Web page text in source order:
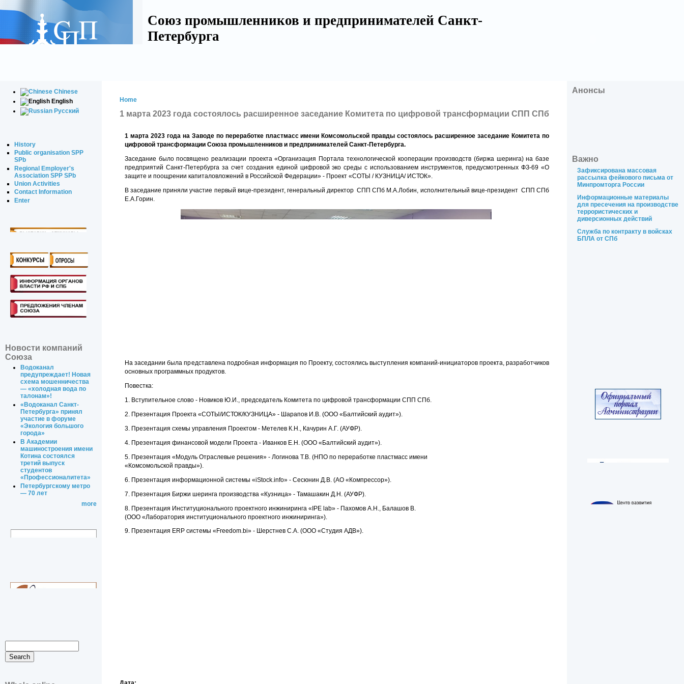
Союз промышленников и предпринимателей Санкт-
Петербурга
Chinese
English
Русский
History
Public organisation SPP
SPb
Regional Employer's
Association SPP SPb
Union Activities
Contact Information
Enter
Новости компаний
Союза
Водоканал
предупреждает! Новая
схема мошенничества
— «холодная вода по
талонам»!
«Водоканал Санкт-
Петербурга» принял
участие в форуме
«Экология большого
города»
В Академии
машиностроения имени
Котина состоялся
третий выпуск
студентов
«Профессионалитета»
Петербургскому метро
— 70 лет
more
Home
1 марта 2023 года состоялось расширенное заседание Комитета по цифровой трансформации СПП СПб
1 марта 2023 года на Заводе по переработке пластмасс имени Комсомольской правды состоялось расширенное заседание Комитета по
цифровой трансформации Союза промышленников и предпринимателей Санкт-Петербурга.
Заседание было посвящено реализации проекта «Организация Портала технологической кооперации производств (биржа шеринга) на базе
предприятий Санкт-Петербурга за счет создания единой цифровой эко среды с использованием инструментов, предусмотренных ФЗ-69 «О
защите и поощрении капиталовложений в Российской Федерации» - Проект «СОТЫ / КУЗНИЦА/ ИСТОК».
В заседание приняли участие первый вице-президент, генеральный директор СПП СПб М.А.Лобин, исполнительный вице-президент СПП СПб
Е.А.Горин.
На заседании была представлена подробная информация по Проекту, состоялись выступления компаний-инициаторов проекта, разработчиков
основных программных продуктов.
Повестка:
1. Вступительное слово - Новиков Ю.И., председатель Комитета по цифровой трансформации СПП СПб.
2. Презентация Проекта «СОТЫ/ИСТОК/КУЗНИЦА» - Шарапов И.В. (ООО «Балтийский аудит»).
3. Презентация схемы управления Проектом - Метелев К.Н., Качурин А.Г. (АУФР).
4. Презентация финансовой модели Проекта - Иванков Е.Н. (ООО «Балтийский аудит»).
5. Презентация «Модуль Отраслевые решения» - Логинова Т.В. (НПО по переработке пластмасс имени
«Комсомольской правды»).
6. Презентация информационной системы «iStock.info» - Сесюнин Д.В. (АО «Компрессор»).
7. Презентация Биржи шеринга производства «Кузница» - Тамашакин Д.Н. (АУФР).
8. Презентация Институционального проектного инжиниринга «IPE lab» - Пахомов А.Н., Балашов В.
(ООО «Лаборатория институционального проектного инжиниринга»).
9. Презентация ERP системы «Freedom.bi» - Шерстнев С.А. (ООО «Студия АДВ»).
Анонсы
Важно
Зафиксирована массовая
рассылка фейкового письма от
Минпромторга России
Информационные материалы
для пресечения на производстве
террористических и
диверсионных действий
Служба по контракту в войсках
БПЛА от СПб